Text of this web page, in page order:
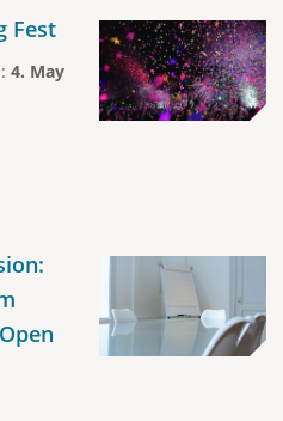
Fest
4. May